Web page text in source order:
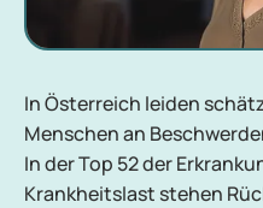
In Österreich leiden
Menschen an
In der Top 52 der
Krankheitslast stehen